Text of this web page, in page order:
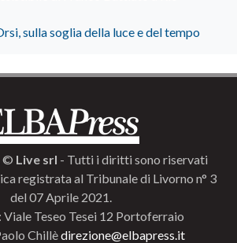
sulla soglia della luce e del tempo
© Live srl - Tutti i diritti sono riservati
registrata al Tribunale di Livorno n° 3
del 07 Aprile 2021.
Viale Teseo Tesei 12 Portoferraio
Chillèdirezione@elbapress.it